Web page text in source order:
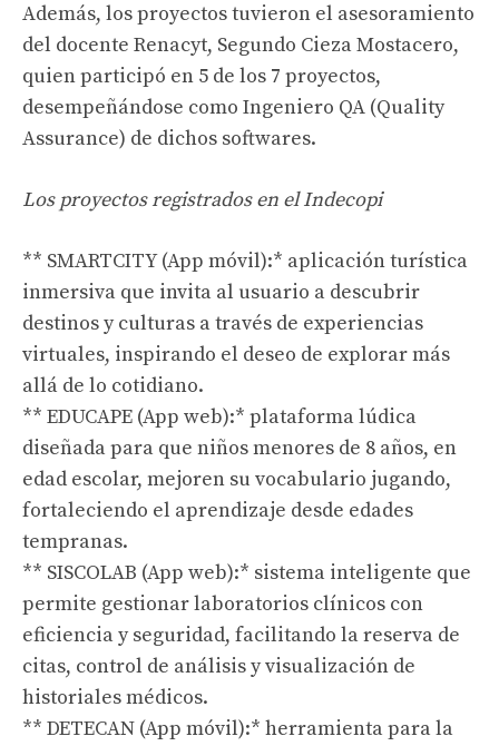
Además, los proyectos tuvieron el asesoramiento
del docente Renacyt, Segundo Cieza Mostacero,
quien participó en 5 de los 7 proyectos,
desempeñándose como Ingeniero QA (Quality
Assurance) de dichos softwares.
Los proyectos registrados en el Indecopi
** SMARTCITY (App móvil):* aplicación turística
inmersiva que invita al usuario a descubrir
destinos y culturas a través de experiencias
virtuales, inspirando el deseo de explorar más
allá de lo cotidiano.
** EDUCAPE (App web):* plataforma lúdica
diseñada para que niños menores de 8 años, en
edad escolar, mejoren su vocabulario jugando,
fortaleciendo el aprendizaje desde edades
tempranas.
** SISCOLAB (App web):* sistema inteligente que
permite gestionar laboratorios clínicos con
eficiencia y seguridad, facilitando la reserva de
citas, control de análisis y visualización de
historiales médicos.
** DETECAN (App móvil):* herramienta para la